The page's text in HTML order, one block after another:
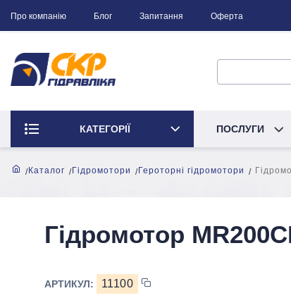
Про компанію Блог Запитання Оферта
КАТЕГОРІЇ ПОСЛУГИ
Каталог Гідромотори Героторні гідромотори
Гідромотор
АРТИКУЛ: 11100